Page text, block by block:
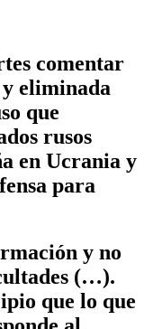
comentar
eliminada
que
rusos
en Ucrania y
para
y no
(…).
que lo que